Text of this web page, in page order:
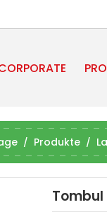
Produkte